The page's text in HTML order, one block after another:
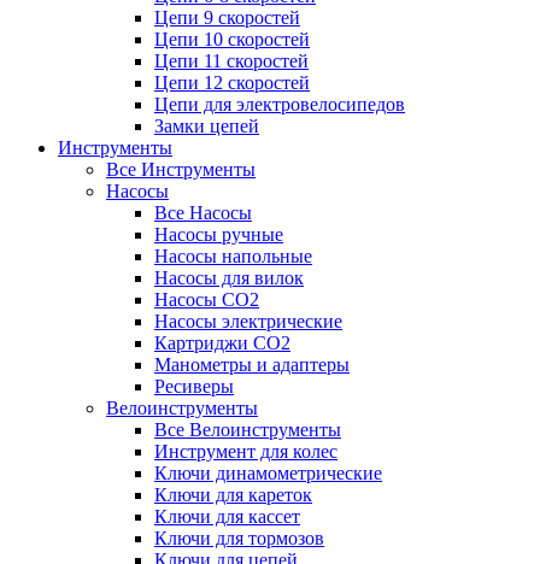
Цепи 9 скоростей
Цепи 10 скоростей
Цепи 11 скоростей
Цепи 12 скоростей
Цепи для электровелосипедов
Замки цепей
Инструменты
Все Инструменты
Насосы
Все Насосы
Насосы ручные
Насосы напольные
Насосы для вилок
Насосы CO2
Насосы электрические
Картриджи CO2
Манометры и адаптеры
Ресиверы
Велоинструменты
Все Велоинструменты
Инструмент для колес
Ключи динамометрические
Ключи для кареток
Ключи для кассет
Ключи для тормозов
Ключи для цепей